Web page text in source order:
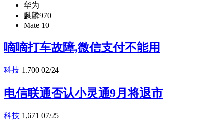
华为
麒麟970
Mate 10
嘀嘀打车故障,微信支付不能用
科技 1,700 02/24
电信联通否认小灵通9月将退市
科技 1,671 07/25